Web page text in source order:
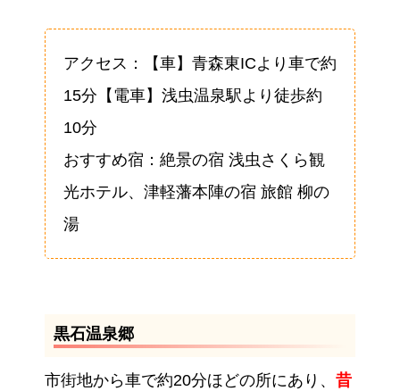
アクセス：【車】青森東ICより車で約
15分【電車】浅虫温泉駅より徒歩約
10分
おすすめ宿：絶景の宿 浅虫さくら観
光ホテル、津軽藩本陣の宿 旅館 柳の
湯
黒石温泉郷
市街地から車で約20分ほどの所にあり、 昔